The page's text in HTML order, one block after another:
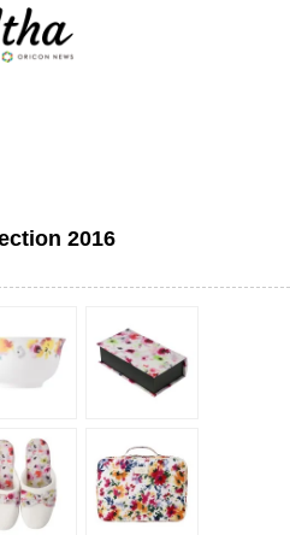
2016